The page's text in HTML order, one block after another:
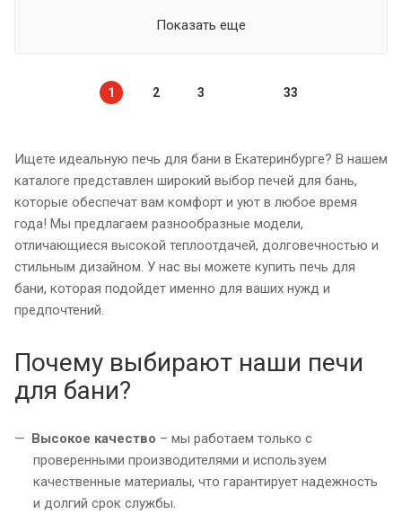
Показать еще
1 2 3 33
Ищете идеальную печь для бани в Екатеринбурге? В нашем
каталоге представлен широкий выбор печей для бань,
которые обеспечат вам комфорт и уют в любое время
года! Мы предлагаем разнообразные модели,
отличающиеся высокой теплоотдачей, долговечностью и
стильным дизайном. У нас вы можете купить печь для
бани, которая подойдет именно для ваших нужд и
предпочтений.
Почему выбирают наши печи
для бани?
Высокое качество – мы работаем только с
проверенными производителями и используем
качественные материалы, что гарантирует надежность
и долгий срок службы.